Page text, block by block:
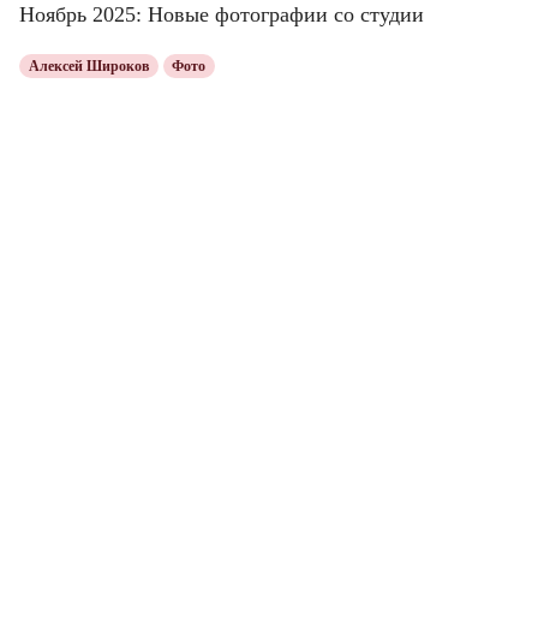
Ноябрь 2025: Новые фотографии со студии
Алексей Широков Фото